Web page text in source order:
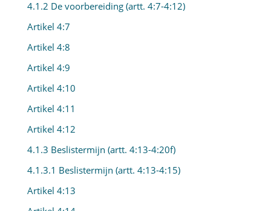
4.1.2 De voorbereiding (artt. 4:7-4:12)
Artikel 4:7
Artikel 4:8
Artikel 4:9
Artikel 4:10
Artikel 4:11
Artikel 4:12
4.1.3 Beslistermijn (artt. 4:13-4:20f)
4.1.3.1 Beslistermijn (artt. 4:13-4:15)
Artikel 4:13